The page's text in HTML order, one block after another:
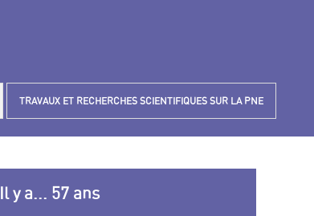
TRAVAUX ET RECHERCHES SCIENTIFIQUES SUR LA PNE
Il y a... 57 ans